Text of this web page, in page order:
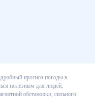
и подробный прогноз
может оказаться полезным
нестабильной магнитной